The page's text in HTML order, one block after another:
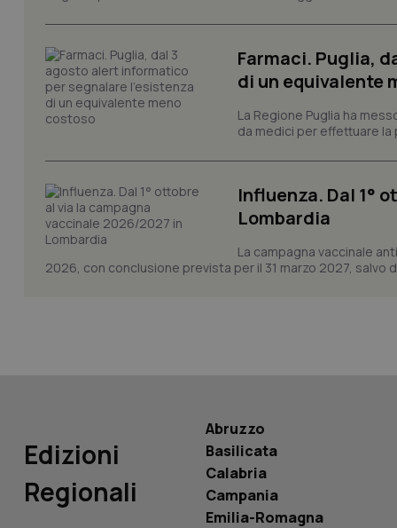
Farmaci. Puglia,
di un equivalente
La Regione Puglia ha
da medici per effettuare la
Influenza. Dal 1°
Lombardia
La campagna vaccinale
2026, con conclusione prevista per il 31 marzo 2027, salvo
Edizioni
Regionali
Abruzzo
Basilicata
Calabria
Campania
Emilia-Romagna
session-id
_ga